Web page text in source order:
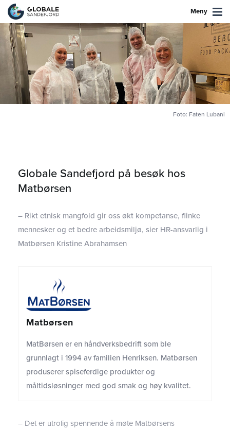
Meny
Foto: Faten Lubani
Globale Sandefjord på besøk hos
Matbørsen
– Rikt etnisk mangfold gir oss økt kompetanse, flinke
mennesker og et bedre arbeidsmiljø, sier HR-ansvarlig i
Matbørsen Kristine Abrahamsen
Matbørsen
MatBørsen er en håndverksbedrift som ble
grunnlagt i 1994 av familien Henriksen. Matbørsen
produserer spiseferdige produkter og
måltidsløsninger med god smak og høy kvalitet.
– Det er utrolig spennende å møte Matbørsens